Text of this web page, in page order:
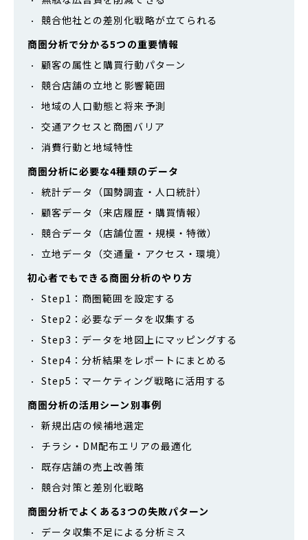
競合他社との差別化戦略が立てられる
商圏分析で分かる5つの重要情報
顧客の属性と購買行動パターン
競合店舗の立地と影響範囲
地域の人口動態と将来予測
交通アクセスと商圏バリア
消費行動と地域特性
商圏分析に必要な4種類のデータ
統計データ（国勢調査・人口統計）
顧客データ（来店履歴・購買情報）
競合データ（店舗位置・規模・特徴）
立地データ（交通量・アクセス・環境）
初心者でもできる商圏分析のやり方
Step1：商圏範囲を設定する
Step2：必要なデータを収集する
Step3：データを地図上にマッピングする
Step4：分析結果をレポートにまとめる
Step5：マーケティング戦略に活用する
商圏分析の活用シーン別事例
新規出店の候補地選定
チラシ・DM配布エリアの最適化
既存店舗の売上改善策
競合対策と差別化戦略
商圏分析でよくある3つの失敗パターン
データ収集不足による分析ミス